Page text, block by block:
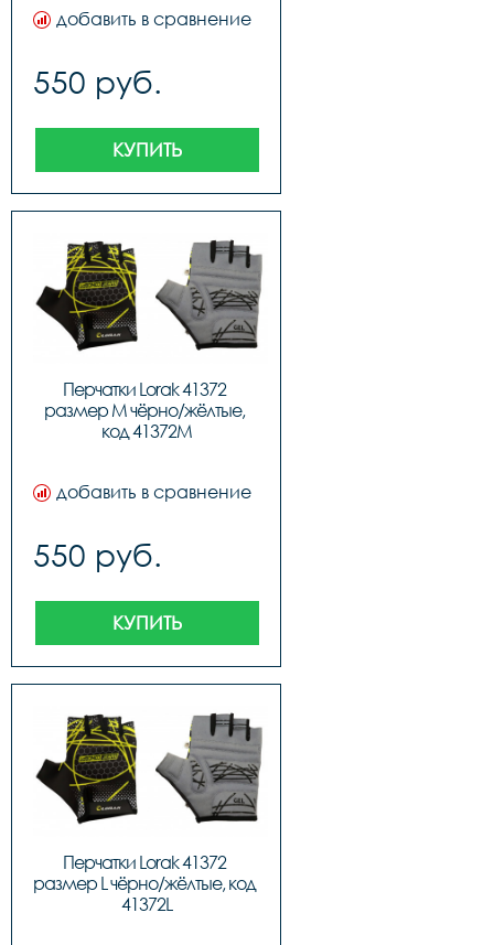
добавить в сравнение
550 руб.
КУПИТЬ
Перчатки Lorak 41372
размер M чёрно/жёлтые,
код 41372M
добавить в сравнение
550 руб.
КУПИТЬ
Перчатки Lorak 41372
размер L чёрно/жёлтые, код
41372L